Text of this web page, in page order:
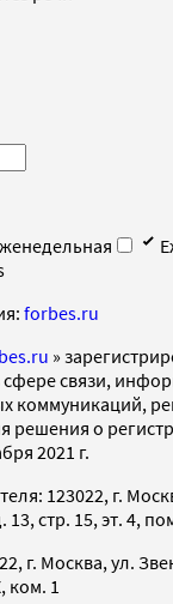
forbes.ru
»
сфере связи,
коммуникаций,
решения о
2021 г.
123022, г.
стр. 15, эт. 4,
г. Москва, ул.
ком. 1